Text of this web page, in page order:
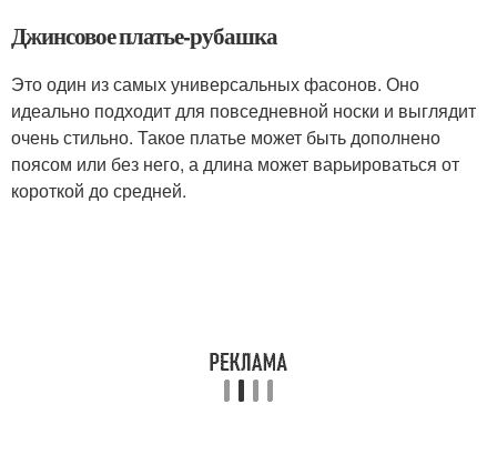
Джинсовое платье-рубашка
Это один из самых универсальных фасонов. Оно
идеально подходит для повседневной носки и выглядит
очень стильно. Такое платье может быть дополнено
поясом или без него, а длина может варьироваться от
короткой до средней.